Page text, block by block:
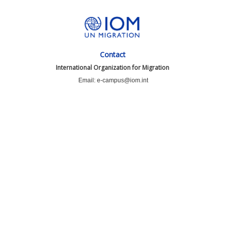
Contact
International Organization for Migration
Email: e-campus@iom.int